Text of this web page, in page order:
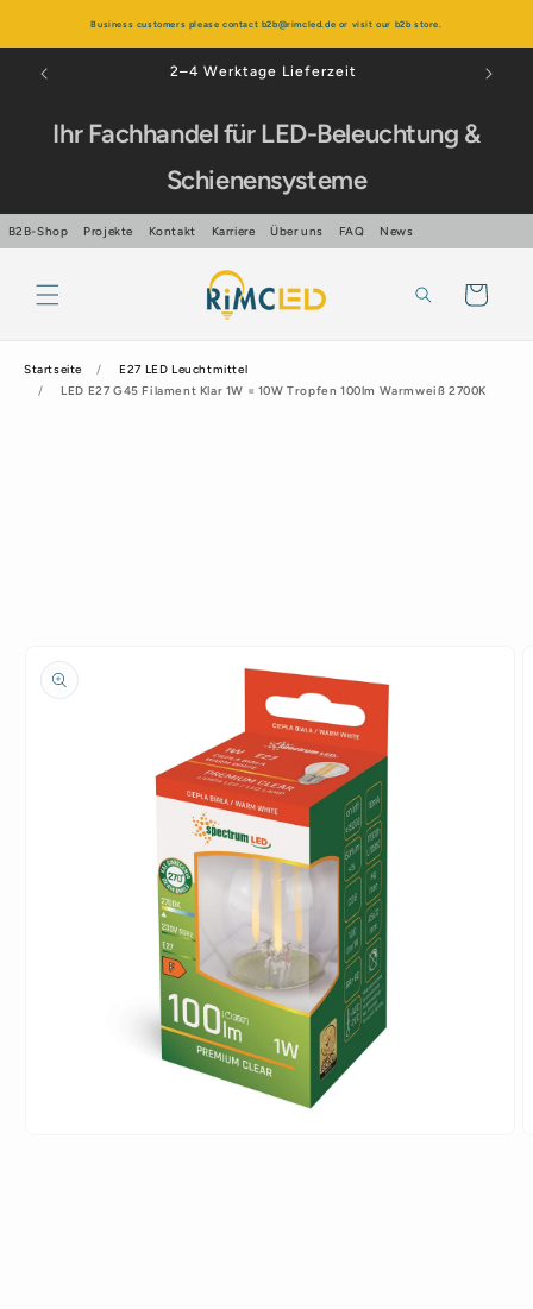
Business customers please contact b2b@rimcled.de or visit our b2b store.
Inhalt
Über 99% positive Bewertungen
Ihr Fachhandel für LED-Beleuchtung &
Schienensysteme
B2B-Shop Projekte Kontakt Karriere Über uns FAQ News
Warenkorb
Startseite
E27 LED Leuchtmittel
LED E27 G45 Filament Klar 1W = 10W Tropfen 100lm Warmweiß 2700K